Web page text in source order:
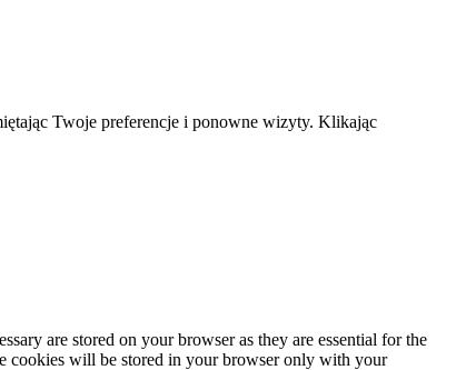
Twoje preferencje i ponowne wizyty. Klikając
are stored on your browser as they are essential for the
cookies will be stored in your browser only with your